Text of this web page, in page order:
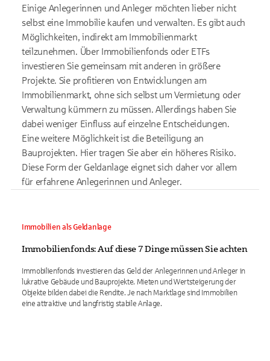
Einige Anlegerinnen und Anleger möchten lieber nicht
selbst eine Immobilie kaufen und verwalten. Es gibt auch
Möglichkeiten, indirekt am Immobilienmarkt
teilzunehmen. Über Immobilienfonds oder ETFs
investieren Sie gemeinsam mit anderen in größere
Projekte. Sie profitieren von Entwicklungen am
Immobilienmarkt, ohne sich selbst um Vermietung oder
Verwaltung kümmern zu müssen. Allerdings haben Sie
dabei weniger Einfluss auf einzelne Entscheidungen.
Eine weitere Möglichkeit ist die Beteiligung an
Bauprojekten. Hier tragen Sie aber ein höheres Risiko.
Diese Form der Geldanlage eignet sich daher vor allem
für erfahrene Anlegerinnen und Anleger.
Immobilien als Geldanlage
Immobilienfonds: Auf diese 7 Dinge müssen Sie achten
Immobilienfonds investieren das Geld der Anlegerinnen und Anleger in
lukrative Gebäude und Bauprojekte. Mieten und Wertsteigerung der
Objekte bilden dabei die Rendite. Je nach Marktlage sind Immobilien
eine attraktive und langfristig stabile Anlage.